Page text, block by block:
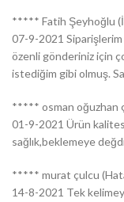
***** Fatih Şeyhoğlu
07-9-2021 Siparişlerim
özenli gönderiniz için
istediğim gibi olmuş.
***** osman oğuzhan
01-9-2021 Ürün
sağlık,beklemeye
***** murat çulcu
14-8-2021 Tek